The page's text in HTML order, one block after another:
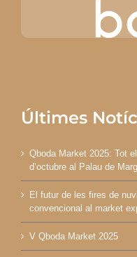
Últimes
Qboda Market 2025: Tot
d’octubre al Palau de
El futur de les fires de
convencional al market
V Qboda Market 2025